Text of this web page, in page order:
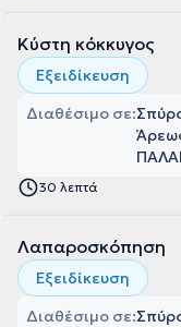
Κύστη κόκκυγος
Εξειδίκευση
Διαθέσιμο σε:
30 λεπτά
Λαπαροσκόπηση
Εξειδίκευση
Διαθέσιμο σε: